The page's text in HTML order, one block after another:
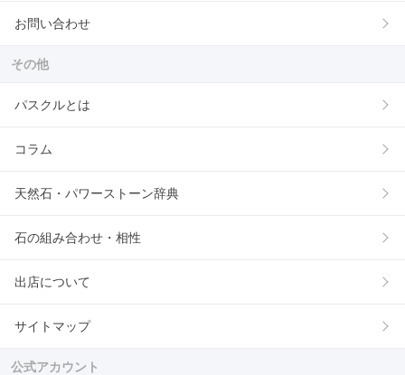
お問い合わせ
その他
パスクルとは
コラム
天然石・パワーストーン辞典
石の組み合わせ・相性
出店について
サイトマップ
公式アカウント